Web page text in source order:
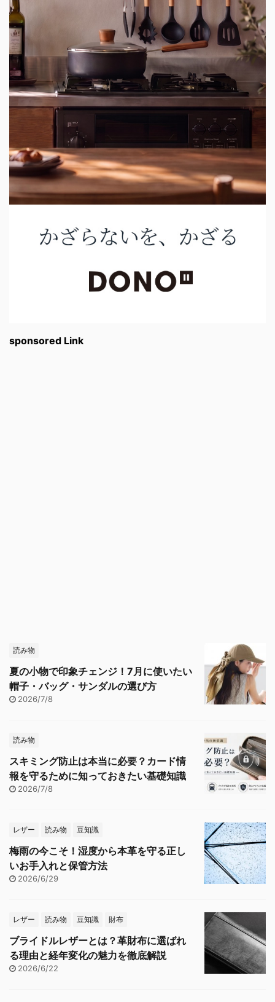
sponsored Link
読み物
夏の小物で印象チェンジ！7月に使いたい
帽子・バッグ・サンダルの選び方
2026/7/8
読み物
スキミング防止は本当に必要？カード情
報を守るために知っておきたい基礎知識
2026/7/8
レザー 読み物 豆知識
梅雨の今こそ！湿度から本革を守る正し
いお手入れと保管方法
2026/6/29
レザー 読み物 豆知識 財布
ブライドルレザーとは？革財布に選ばれ
る理由と経年変化の魅力を徹底解説
2026/6/22